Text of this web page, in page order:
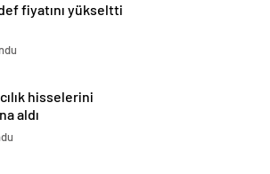
fiyatını yükseltti
hisselerini
aldı